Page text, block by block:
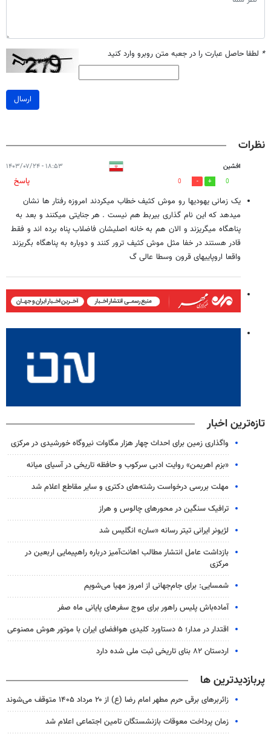
* لطفا حاصل عبارت را در جعبه متن روبرو وارد کنید
ارسال
نظرات
افشین ۱۸:۵۳ - ۱۴۰۳/۰۷/۲۴
0
0
پاسخ
یک زمانی یهودیها رو موش کثیف خطاب میکردند امروزه رفتار ها نشان
میدهد که این نام گذاری بیربط هم نیست . هر جنایتی میکنند و بعد به
پناهگاه میگریزند و الان هم به خانه اصلیشان فاضلاب پناه برده اند و فقط
قادر هستند در خفا مثل موش کثیف ترور کنند و دوباره به پناهگاه بگریزند
واقعا اروپاییهای قرون وسطا عالی گ
تازه‌ترین اخبار
واگذاری زمین برای احداث چهار هزار مگاوات نیروگاه خورشیدی در مرکزی
«بزم اهریمن» روایت ادبی سرکوب و حافظه تاریخی در آسیای میانه
مهلت بررسی درخواست رشته‌های دکتری و سایر مقاطع اعلام شد
ترافیک سنگین در محورهای چالوس و هراز
لژیونر ایرانی تیتر رسانه «سان» انگلیس شد
بازداشت عامل انتشار مطالب اهانت‌آمیز درباره راهپیمایی اربعین در
مرکزی
شمسایی: برای جام‌جهانی از امروز مهیا می‌شویم
آماده‌باش پلیس راهور برای موج سفرهای پایانی ماه صفر
اقتدار در مدار؛ ۵ دستاورد کلیدی هوافضای ایران با موتور هوش مصنوعی
اردستان ۸۲ بنای تاریخی ثبت ملی شده دارد
پربازدیدترین ها
زائربرهای برقی حرم مطهر امام رضا (ع) از ۲۰ مرداد ۱۴۰۵ متوقف می‌شوند
زمان پرداخت معوقات بازنشستگان تامین اجتماعی اعلام شد